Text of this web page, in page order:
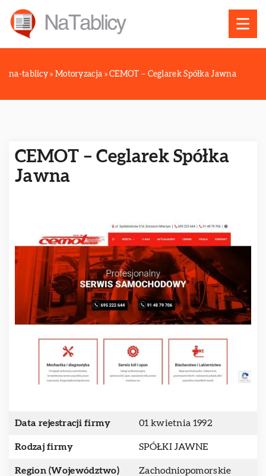
na-tablicy » Motoryzacja »CEMOT – Ceglarek Spółka Jawna
CEMOT – Ceglarek Spółka
Jawna
Data rejestracji firmy 01 kwietnia 1992
Rodzaj firmy SPÓŁKI JAWNE
Region (Województwo) Zachodniopomorskie